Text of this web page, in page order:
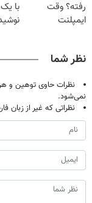
رفته؟ وقت
ایمپلنت
با
نظر شما
نظرات حاوی توهین و
نمی‌شود.
نظراتی که غیر از زبان